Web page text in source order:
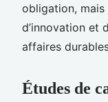
obligation,
d’innovation et
affaires
Études de